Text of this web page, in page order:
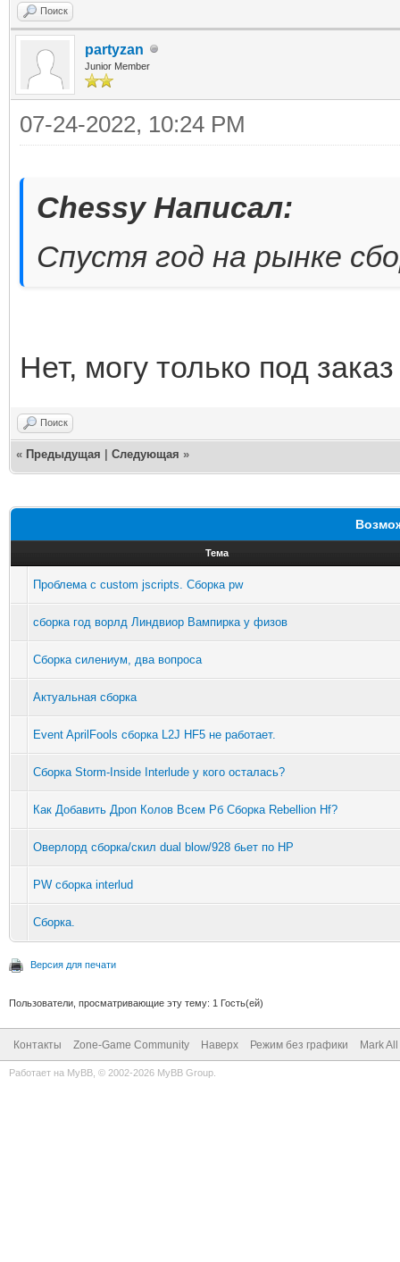
Поиск
partyzan
Junior Member
07-24-2022, 10:24 PM
Chessy Написал:
Спустя год на рынке
Нет, могу только под
Поиск
« Предыдущая Следующая »
Тема
Проблема с custom jscripts. Сборка pw
сборка год ворлд Линдвиор Вампирка у физов
Сборка силениум, два вопроса
Актуальная сборка
Event AprilFools сборка L2J HF5 не работает.
Сборка Storm-Inside Interlude у кого осталась?
Как Добавить Дроп Колов Всем Рб Сборка Rebellion Hf?
Оверлорд сборка/скил dual blow/928 бьет по HP
PW сборка interlud
Сборка.
Версия для печати
Пользователи, просматривающие эту тему: 1 Гость(ей)
Контакты Zone-Game Community Наверх Режим без графики Mark
Работает на MyBB , © 2002-2026 MyBB Group